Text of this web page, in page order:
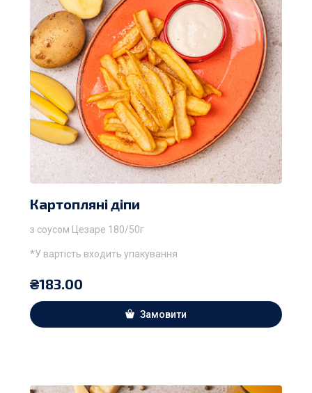
Картопляні діпи
з соусом Цезаре 180/50г
*У вартість входить упакування
₴183.00
Замовити